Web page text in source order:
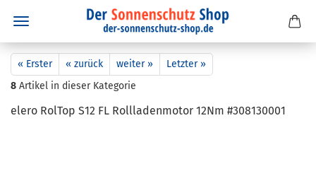
« Erster « zurück weiter »
Letzter »
8 Artikel in dieser Kategorie
elero Rol­Top S12 FL Roll­la­den­mo­tor 12Nm #308130001